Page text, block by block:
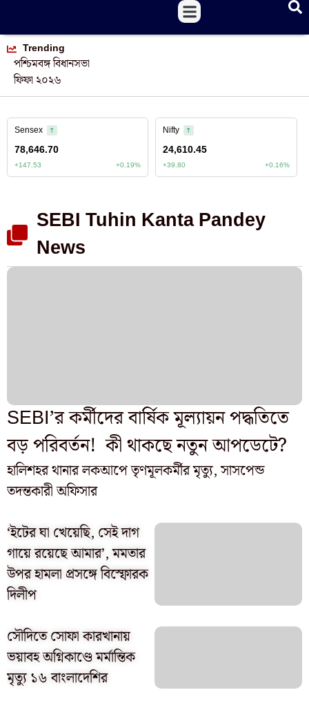
Trending
পশ্চিমবঙ্গ বিধানসভা
ফিফা ২০২৬
হালিশহর থানার লকআপে তৃণমূলকর্মীর মৃত্যু, সাসপেন্ড
তদন্তকারী অফিসার
‘ইটের ঘা খেয়েছি, সেই দাগ
গায়ে রয়েছে আমার’, মমতার
উপর হামলা প্রসঙ্গে বিস্ফোরক
দিলীপ
সৌদিতে সোফা কারখানায়
ভয়াবহ অগ্নিকাণ্ডে মর্মান্তিক
মৃত্যু ১৬ বাংলাদেশির
SEBI Tuhin Kanta Pandey
News
SEBI’র কর্মীদের বার্ষিক মূল্যায়ন পদ্ধতিতে
বড় পরিবর্তন! কী থাকছে নতুন আপডেটে?